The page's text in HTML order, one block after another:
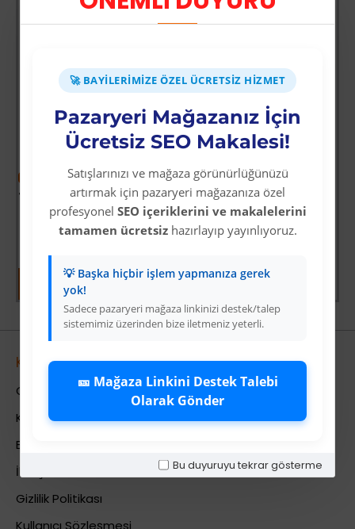
🚀 BAYILERIMIZE ÖZEL ÜCRETSIZ HIZMET
Pazaryeri Mağazanız İçin
Ücretsiz SEO Makalesi!
Satışlarınızı ve mağaza görünürlüğünüzü
artırmak için pazaryeri mağazanıza özel
profesyonel SEO içeriklerini ve makalelerini
tamamen ücretsizhazırlayıp yayınlıyoruz.
💡 Başka hiçbir işlem yapmanıza gerek
yok!
Sadece pazaryeri mağaza linkinizi destek/talep
sistemimiz üzerinden bize iletmeniz yeterli.
🎫 Mağaza Linkini Destek Talebi
Olarak Gönder
Bu duyuruyu tekrar gösterme
Tomax SDS Plus 4 Elmaslı Hilti / Matkap Ucu 11x210
Üyelere Özel Fiyat
Üye Olunuz -64 %
Fırtına Yaklaşırken
Üye Olunuz
Kurumsal
Colezium Hakkında
Kurumsal Bilgiler
Banka Hesab Bilgileri
İletişim
Gizlilik Politikası
Kullanıcı Sözleşmesi